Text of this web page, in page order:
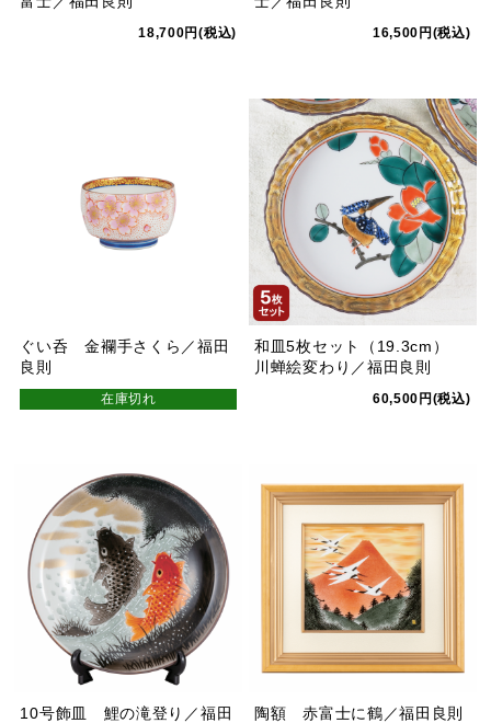
18,700円(税込) 16,500円(税込)
ぐい呑 金襴手さくら／福田
良則
在庫切れ
和皿5枚セット（19.3cm）
川蝉絵変わり／福田良則
60,500円(税込)
10号飾皿 鯉の滝登り／福田
陶額 赤富士に鶴／福田良則